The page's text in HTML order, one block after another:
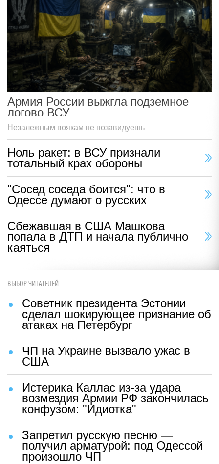
Армия России выжгла подземное
логово ВСУ
Незалежным воякам не позавидуешь
Ноль ракет: в ВСУ признали
тотальный крах обороны
"Сосед соседа боится": что в
Одессе думают о русских
Сбежавшая в США Машкова
попала в ДТП и начала публично
каяться
ВЫБОР ЧИТАТЕЛЕЙ
Советник президента Эстонии
сделал шокирующее признание об
атаках на Петербург
ЧП на Украине вызвало ужас в
США
Истерика Каллас из-за удара
возмездия Армии РФ закончилась
конфузом: "Идиотка"
Запретил русскую песню —
получил арматурой: под Одессой
произошло ЧП